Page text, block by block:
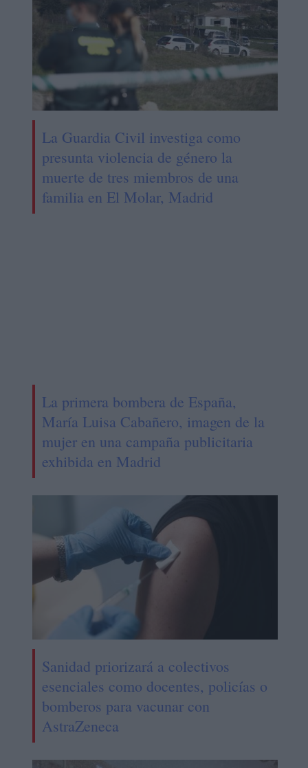
La Guardia Civil investiga como
presunta violencia de género la
muerte de tres miembros de una
familia en El Molar, Madrid
La primera bombera de España,
María Luisa Cabañero, imagen de la
mujer en una campaña publicitaria
exhibida en Madrid
Sanidad priorizará a colectivos
esenciales como docentes, policías o
bomberos para vacunar con
AstraZeneca